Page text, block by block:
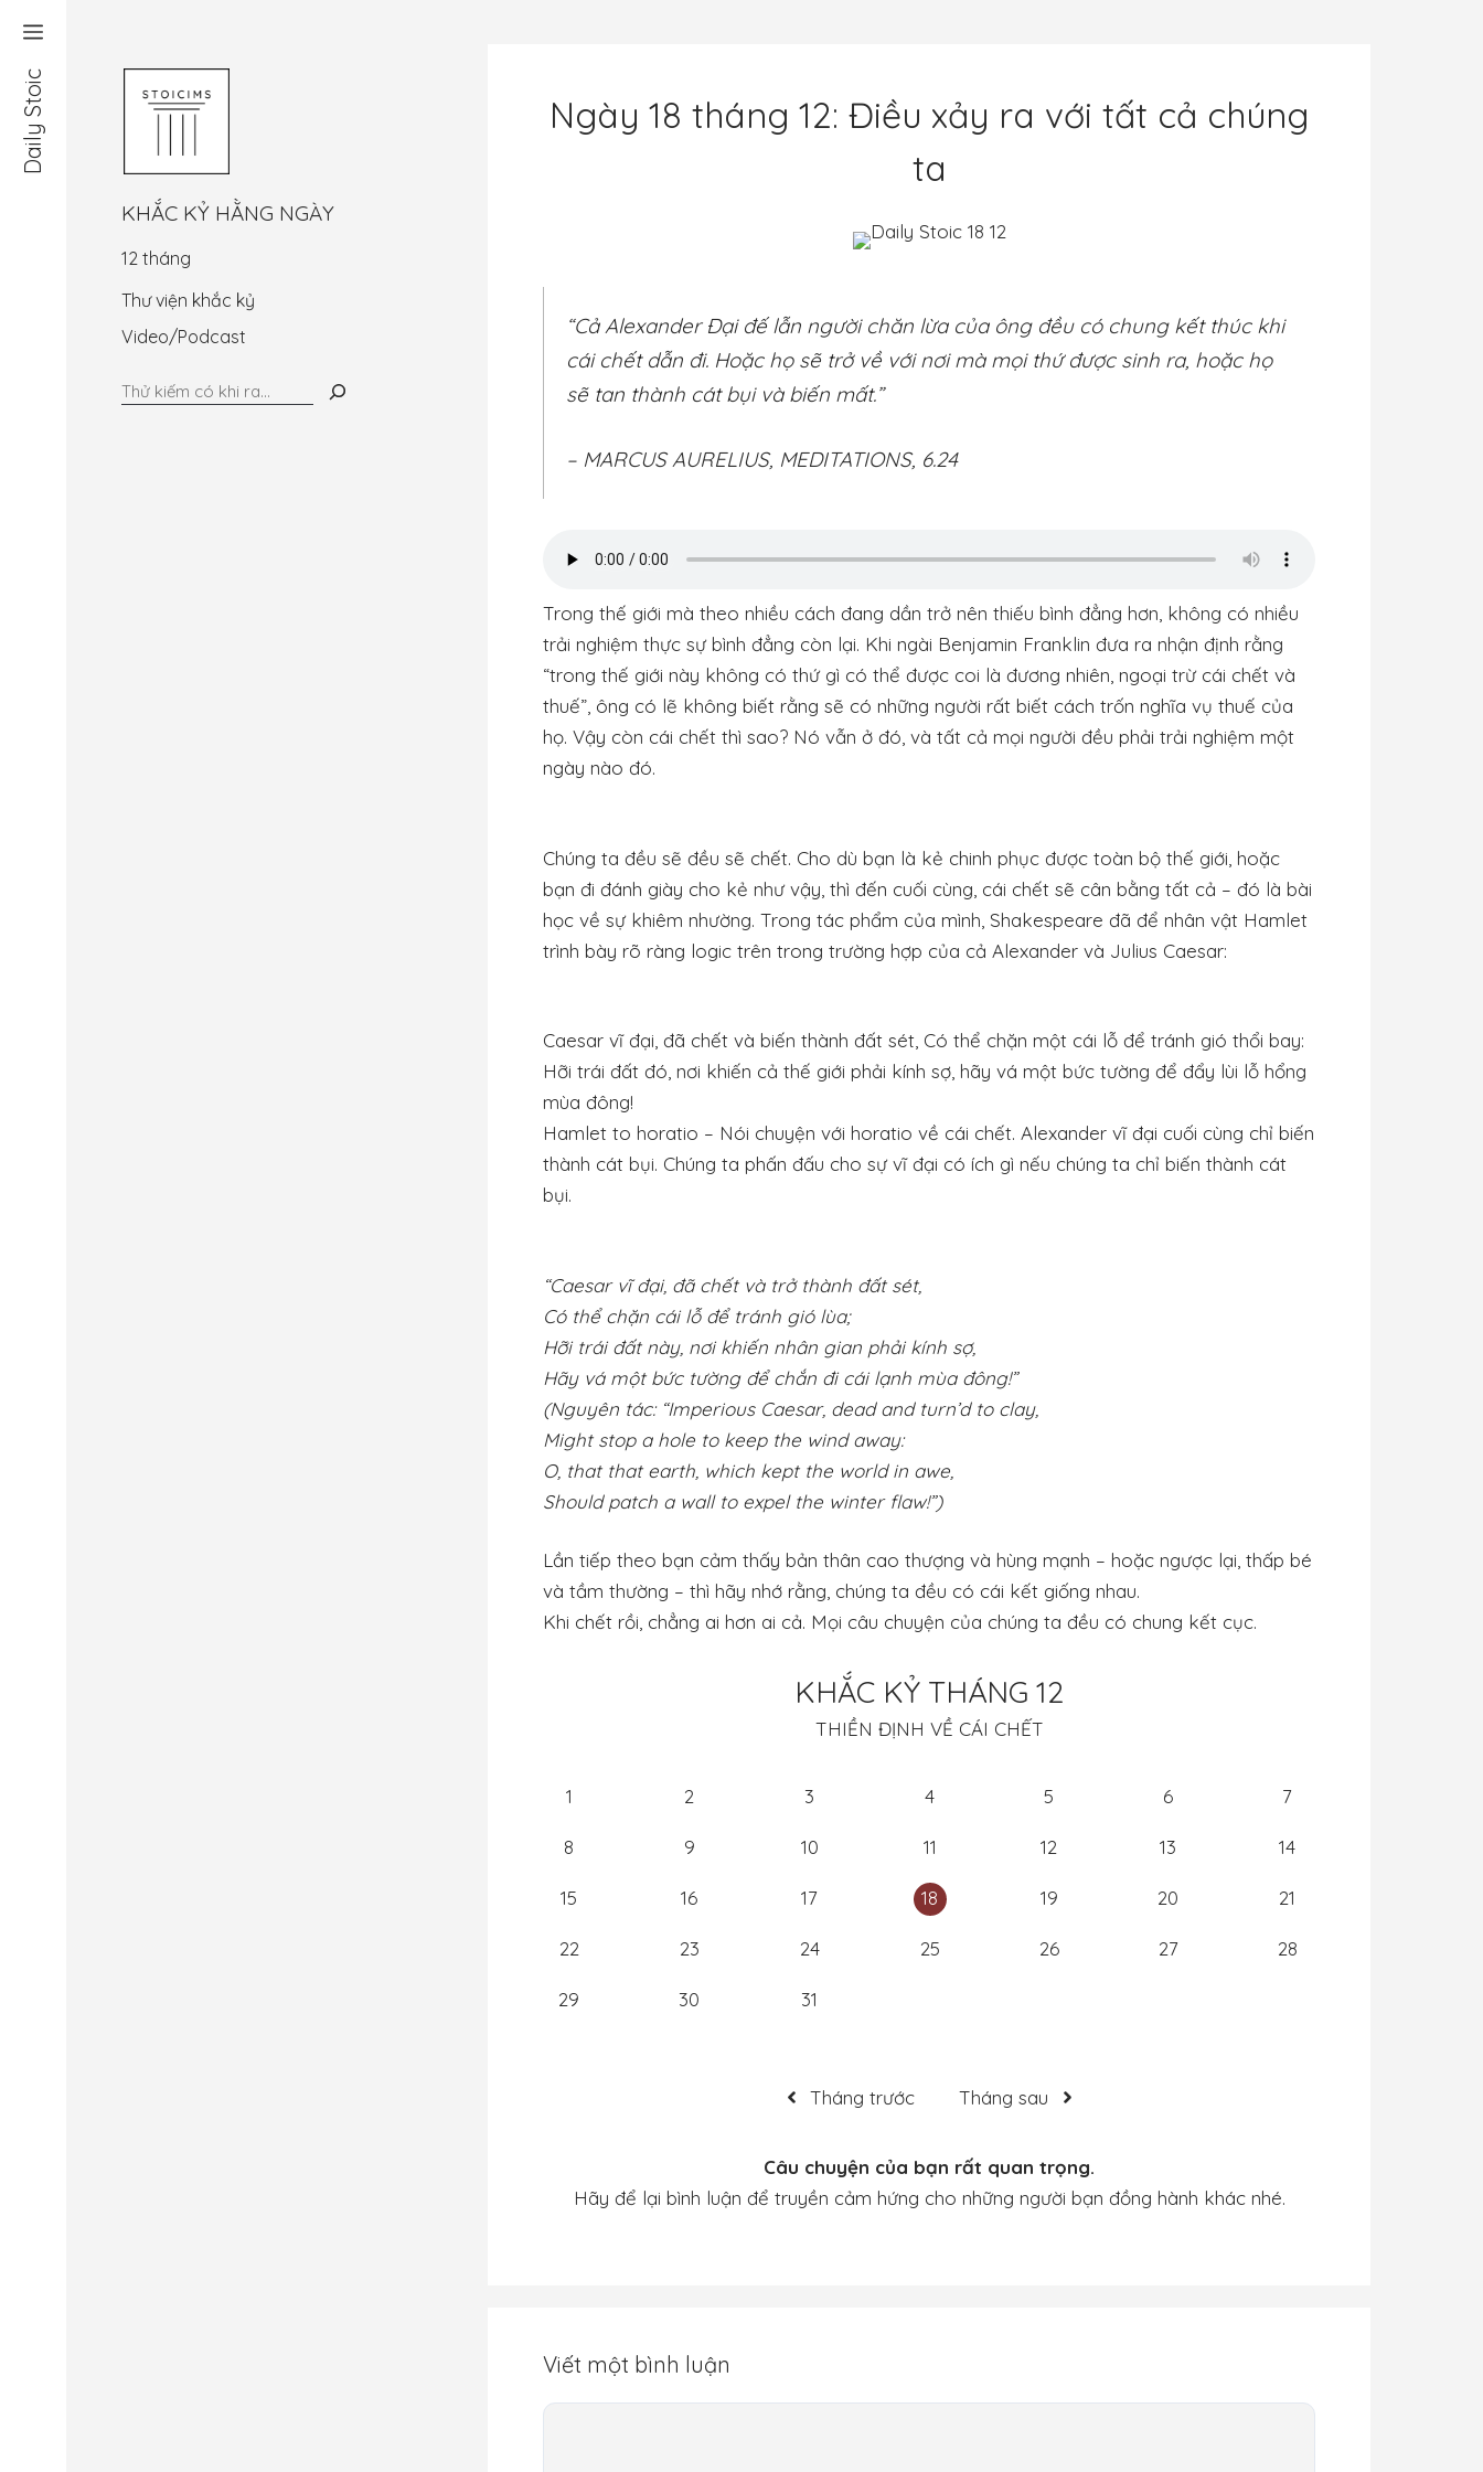
Daily Stoic
Ngày 18 tháng 12: Điều xảy ra với tất cả chúng
ta
“Cả Alexander Đại đế lẫn người chăn lừa của ông đều có chung kết thúc khi
cái chết dẫn đi. Hoặc họ sẽ trở về với nơi mà mọi thứ được sinh ra, hoặc họ
sẽ tan thành cát bụi và biến mất.”
– MARCUS AURELIUS, MEDITATIONS, 6.24
Trong thế giới mà theo nhiều cách đang dần trở nên thiếu bình đẳng hơn, không có nhiều
trải nghiệm thực sự bình đẳng còn lại. Khi ngài Benjamin Franklin đưa ra nhận định rằng
“trong thế giới này không có thứ gì có thể được coi là đương nhiên, ngoại trừ cái chết và
thuế”, ông có lẽ không biết rằng sẽ có những người rất biết cách trốn nghĩa vụ thuế của
họ. Vậy còn cái chết thì sao? Nó vẫn ở đó, và tất cả mọi người đều phải trải nghiệm một
ngày nào đó.
Chúng ta đều sẽ đều sẽ chết. Cho dù bạn là kẻ chinh phục được toàn bộ thế giới, hoặc
bạn đi đánh giày cho kẻ như vậy, thì đến cuối cùng, cái chết sẽ cân bằng tất cả – đó là bài
học về sự khiêm nhường. Trong tác phẩm của mình, Shakespeare đã để nhân vật Hamlet
trình bày rõ ràng logic trên trong trường hợp của cả Alexander và Julius Caesar:
Caesar vĩ đại, đã chết và biến thành đất sét, Có thể chặn một cái lỗ để tránh gió thổi bay:
Hỡi trái đất đó, nơi khiến cả thế giới phải kính sợ, hãy vá một bức tường để đẩy lùi lỗ hổng
mùa đông!
Hamlet to horatio – Nói chuyện với horatio về cái chết. Alexander vĩ đại cuối cùng chỉ biến
thành cát bụi. Chúng ta phấn đấu cho sự vĩ đại có ích gì nếu chúng ta chỉ biến thành cát
bụi.
“Caesar vĩ đại, đã chết và trở thành đất sét,
Có thể chặn cái lỗ để tránh gió lùa;
Hỡi trái đất này, nơi khiến nhân gian phải kính sợ,
Hãy vá một bức tường để chắn đi cái lạnh mùa đông!”
(Nguyên tác: “Imperious Caesar, dead and turn’d to clay,
Might stop a hole to keep the wind away:
O, that that earth, which kept the world in awe,
Should patch a wall to expel the winter flaw!”)
Lần tiếp theo bạn cảm thấy bản thân cao thượng và hùng mạnh – hoặc ngược lại, thấp bé
và tầm thường – thì hãy nhớ rằng, chúng ta đều có cái kết giống nhau.
Khi chết rồi, chẳng ai hơn ai cả. Mọi câu chuyện của chúng ta đều có chung kết cục.
KHẮC KỶ THÁNG 12
THIỀN ĐỊNH VỀ CÁI CHẾT
1 2 3 4 5 6 7
8 9 10 11 12 13 14
15 16 17 18 19 20 21
22 23 24 25 26 27 28
29 30 31
Tháng trước Tháng sau
Câu chuyện của bạn rất quan trọng.
Hãy để lại bình luận để truyền cảm hứng cho những người bạn đồng hành khác nhé.
Viết một bình luận
Bình
KHẮC KỶ HẰNG NGÀY
12 tháng
Thư viện khắc kỷ
Video/Podcast
Tìm